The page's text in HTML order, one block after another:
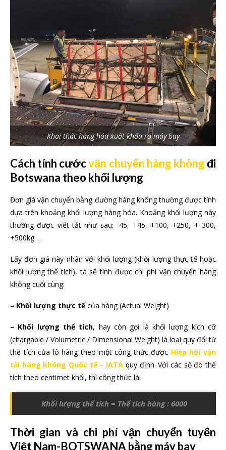
Khai thác hàng hóa xuất khẩu ra máy bay
Cách tính cướcvận chuyển hàng không đi
Botswana theo khối lượng
Đơn giá vận chuyển bằng đường hàng không thường được tính
dựa trên khoảng khối lượng hàng hóa. Khoảng khối lượng này
thường được viết tắt như sau: -45, +45, +100, +250, + 300,
+500kg …
Lấy đơn giá này nhân với khối lượng (khối lượng thực tế hoặc
khối lượng thể tích), ta sẽ tính được chi phí vận chuyển hàng
không cuối cùng:
– Khối lượng thực tếcủa hàng (Actual Weight)
– Khối lượng thể tích, hay còn gọi là khối lượng kích cỡ
(chargable / Volumetric / Dimensional Weight) là loại quy đổi từ
thể tích của lô hàng theo một công thức được Hiệp hội vận
tải hàng không Quốc tế – IATA quy định. Với các số đo thể
tích theo centimet khối, thì công thức là:
Khối lượng thể tích = Thể tích hàng : 6000
Thời gian và chi phí vận chuyển tuyến
Việt Nam-BOTSWANA bằng máy bay